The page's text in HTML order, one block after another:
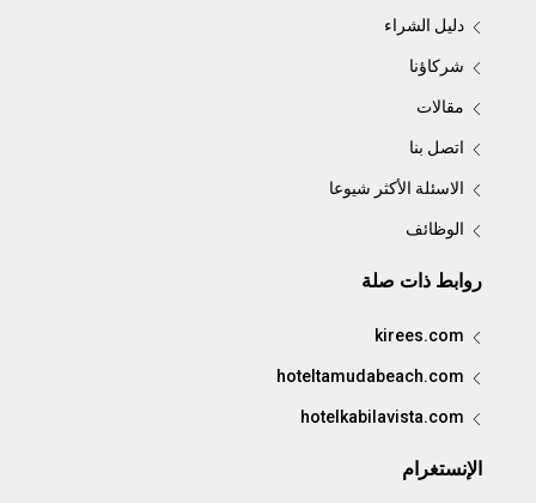
دليل الشراء
شركاؤنا
مقالات
اتصل بنا
الاسئلة الأكثر شيوعا
الوظائف
روابط ذات صلة
kirees.com
hoteltamudabeach.com
hotelkabilavista.com
الإنستغرام